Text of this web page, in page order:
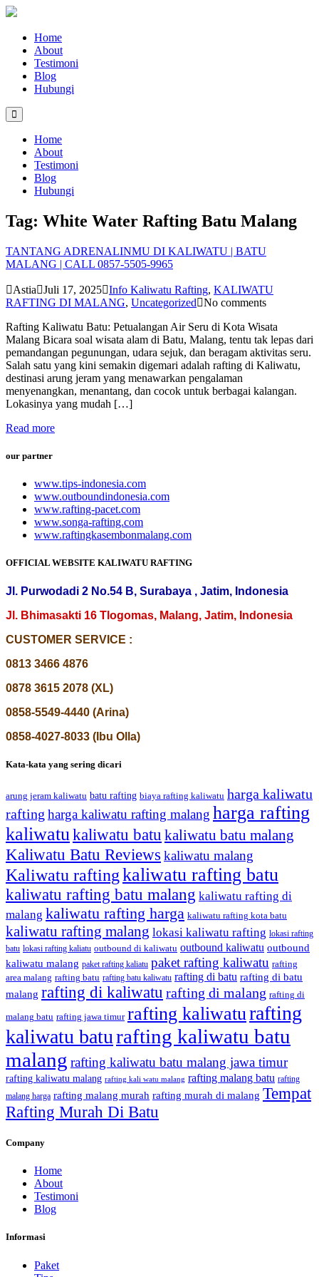
Home
About
Testimoni
Blog
Hubungi
Home
About
Testimoni
Blog
Hubungi
Tag: White Water Rafting Batu Malang
TANTANG ADRENALINMU DI KALIWATU | BATU
MALANG | CALL 0857-5505-9965
Astia Juli 17, 2025 Info Kaliwatu Rafting, KALIWATU
RAFTING DI MALANG, Uncategorized
No comments
Rafting Kaliwatu Batu: Petualangan Air Seru di Kota Wisata
Malang Bicara soal wisata alam di Batu, Malang, tentu tak lepas dari
pemandangan pegunungan, udara sejuk, dan beragam aktivitas seru.
Salah satu yang kini semakin digemari adalah rafting di Kaliwatu,
destinasi arung jeram yang menawarkan pengalaman
menyenangkan, menantang, dan cocok untuk berbagai kalangan.
Lokasinya yang mudah […]
Read more
our partner
www.tips-indonesia.com
www.outboundindonesia.com
www.rafting-pacet.com
www.songa-rafting.com
www.raftingkasembonmalang.com
OFFICIAL WEBSITE KALIWATU RAFTING
Jl. Purwodadi 2 No.54 B, Surabaya , Jatim, Indonesia
Jl. Bhimasakti 16 Tlogomas, Malang, Jatim, Indonesia
CUSTOMER SERVICE :
0813 3466 4876
0878 3615 2078 (XL)
0858-5549-4440 (Arina)
0858-4027-8033 (Ibu Olla)
Kata-kata yang sering dicari
arung jeram kaliwatu batu rafting biaya rafting kaliwatu harga kaliwatu
rafting harga kaliwatu rafting malang harga rafting
kaliwatukaliwatu batu kaliwatu batu malang
Kaliwatu Batu Reviews kaliwatu malang
Kaliwatu raftingkaliwatu rafting batu
kaliwatu rafting batu malang kaliwatu rafting di
malang kaliwatu rafting harga kaliwatu rafting kota batu
kaliwatu rafting malang lokasi kaliwatu rafting lokasi rafting
batu lokasi rafting kaliatu outbound di kaliwatu outbound kaliwatu outbound
kaliwatu malang paket rafting kaliatu paket rafting kaliwatu rafting
area malang rafting batu rafting batu kaliwatu rafting di batu rafting di batu
malang rafting di kaliwatu rafting di malang rafting di
malang batu rafting jawa timur rafting kaliwaturafting
kaliwatu baturafting kaliwatu batu
malang rafting kaliwatu batu malang jawa timur
rafting kaliwatu malang rafting kali watu malang rafting malang batu rafting
malang harga rafting malang murah rafting murah di malang Tempat
Rafting Murah Di Batu
Company
Home
About
Testimoni
Blog
Informasi
Paket